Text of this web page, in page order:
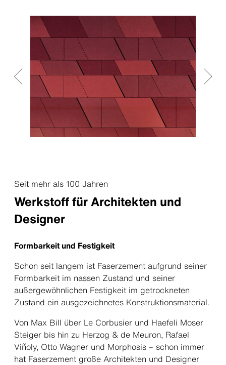
Seit mehr als 100 Jahren
Werkstoff für Architekten und
Designer
Formbarkeit und Festigkeit
Schon seit langem ist Faserzement aufgrund seiner
Formbarkeit im nassen Zustand und seiner
außergewöhnlichen Festigkeit im getrockneten
Zustand ein ausgezeichnetes Konstruktionsmaterial.
Von Max Bill über Le Corbusier und Haefeli Moser
Steiger bis hin zu Herzog & de Meuron, Rafael
Viñoly, Otto Wagner und Morphosis – schon immer
hat Faserzement große Architekten und Designer